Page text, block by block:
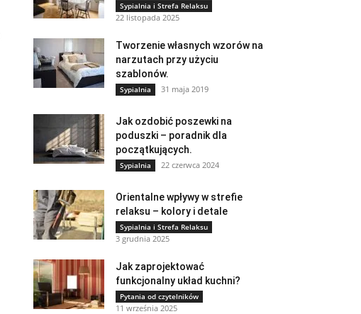
Sypialnia i Strefa Relaksu
22 listopada 2025
Tworzenie własnych wzorów na
narzutach przy użyciu
szablonów.
Sypialnia 31 maja 2019
Jak ozdobić poszewki na
poduszki – poradnik dla
początkujących.
Sypialnia 22 czerwca 2024
Orientalne wpływy w strefie
relaksu – kolory i detale
Sypialnia i Strefa Relaksu
3 grudnia 2025
Jak zaprojektować
funkcjonalny układ kuchni?
Pytania od czytelników
11 września 2025